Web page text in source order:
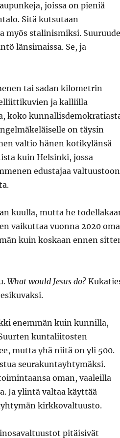
joissa on pieniä
Sitä kutsutaan
myös stalinismiksi.
länsimaissa. Se, ja
tai sadan kilometrin
ja kalliilla
koko
on täysin
valtio hänen kotikylänsä
kuin Helsinki, jossa
edustajaa valtuustoon
kuulla, mutta he
vaikuttaa vuonna 2020
kuin koskaan ennen
What would Jesus do?
enemmän kuin kunnilla,
kuntaliitosten
mutta yhä niitä on yli 500.
seurakuntayhtymäksi.
oman, vaaleilla
Ja ylintä valtaa käyttää
kirkkovaltuusto.
pitäisivät